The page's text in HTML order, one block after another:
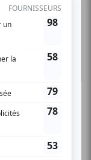
dans le
Michel pour y
par des familles
obscur